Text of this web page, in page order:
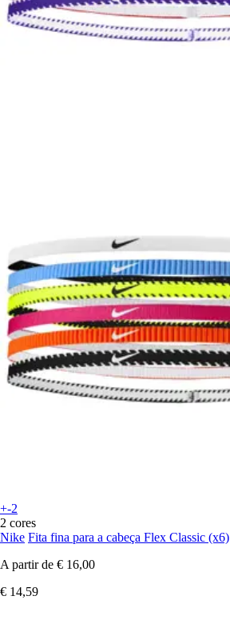
+-2
2 cores
Nike Fita fina para a cabeça Flex Classic (x6)
A partir de € 16,00
€ 14,59